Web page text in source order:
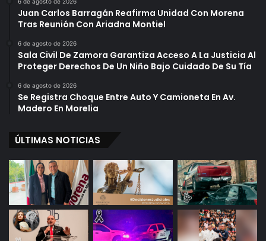
Juan Carlos Barragán Reafirma Unidad Con Morena
Tras Reunión Con Ariadna Montiel
6 de agosto de 2026
Sala Civil De Zamora Garantiza Acceso A La Justicia Al
Proteger Derechos De Un Niño Bajo Cuidado De Su Tía
6 de agosto de 2026
Se Registra Choque Entre Auto Y Camioneta En Av.
Madero En Morelia
ÚLTIMAS NOTICIAS